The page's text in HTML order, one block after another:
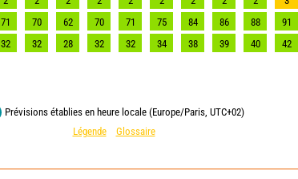
71 70 62 70 71 75 84 86 88 91
32 32 28 32 32 34 38 39 40 42
Prévisions établies en heure locale (Europe/Paris, UTC+02)
Légende
Glossaire